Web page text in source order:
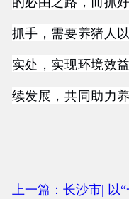
抓手，需要养猪人
实处，实现环境效
续发展，共同助力
上一篇：长沙市| 以